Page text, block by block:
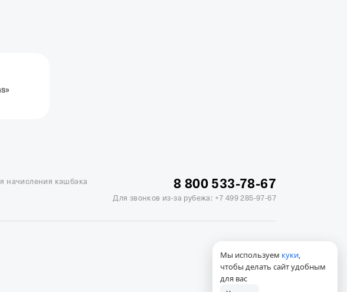
Отель Soluxe в Москве
Отель Измайлово Альфа
начисления кэшбэка 8 800 533-78-67
Для звонков из-за рубежа: +7 499 285-97-67
Мы используем куки,
чтобы делать сайт удобным
для вас